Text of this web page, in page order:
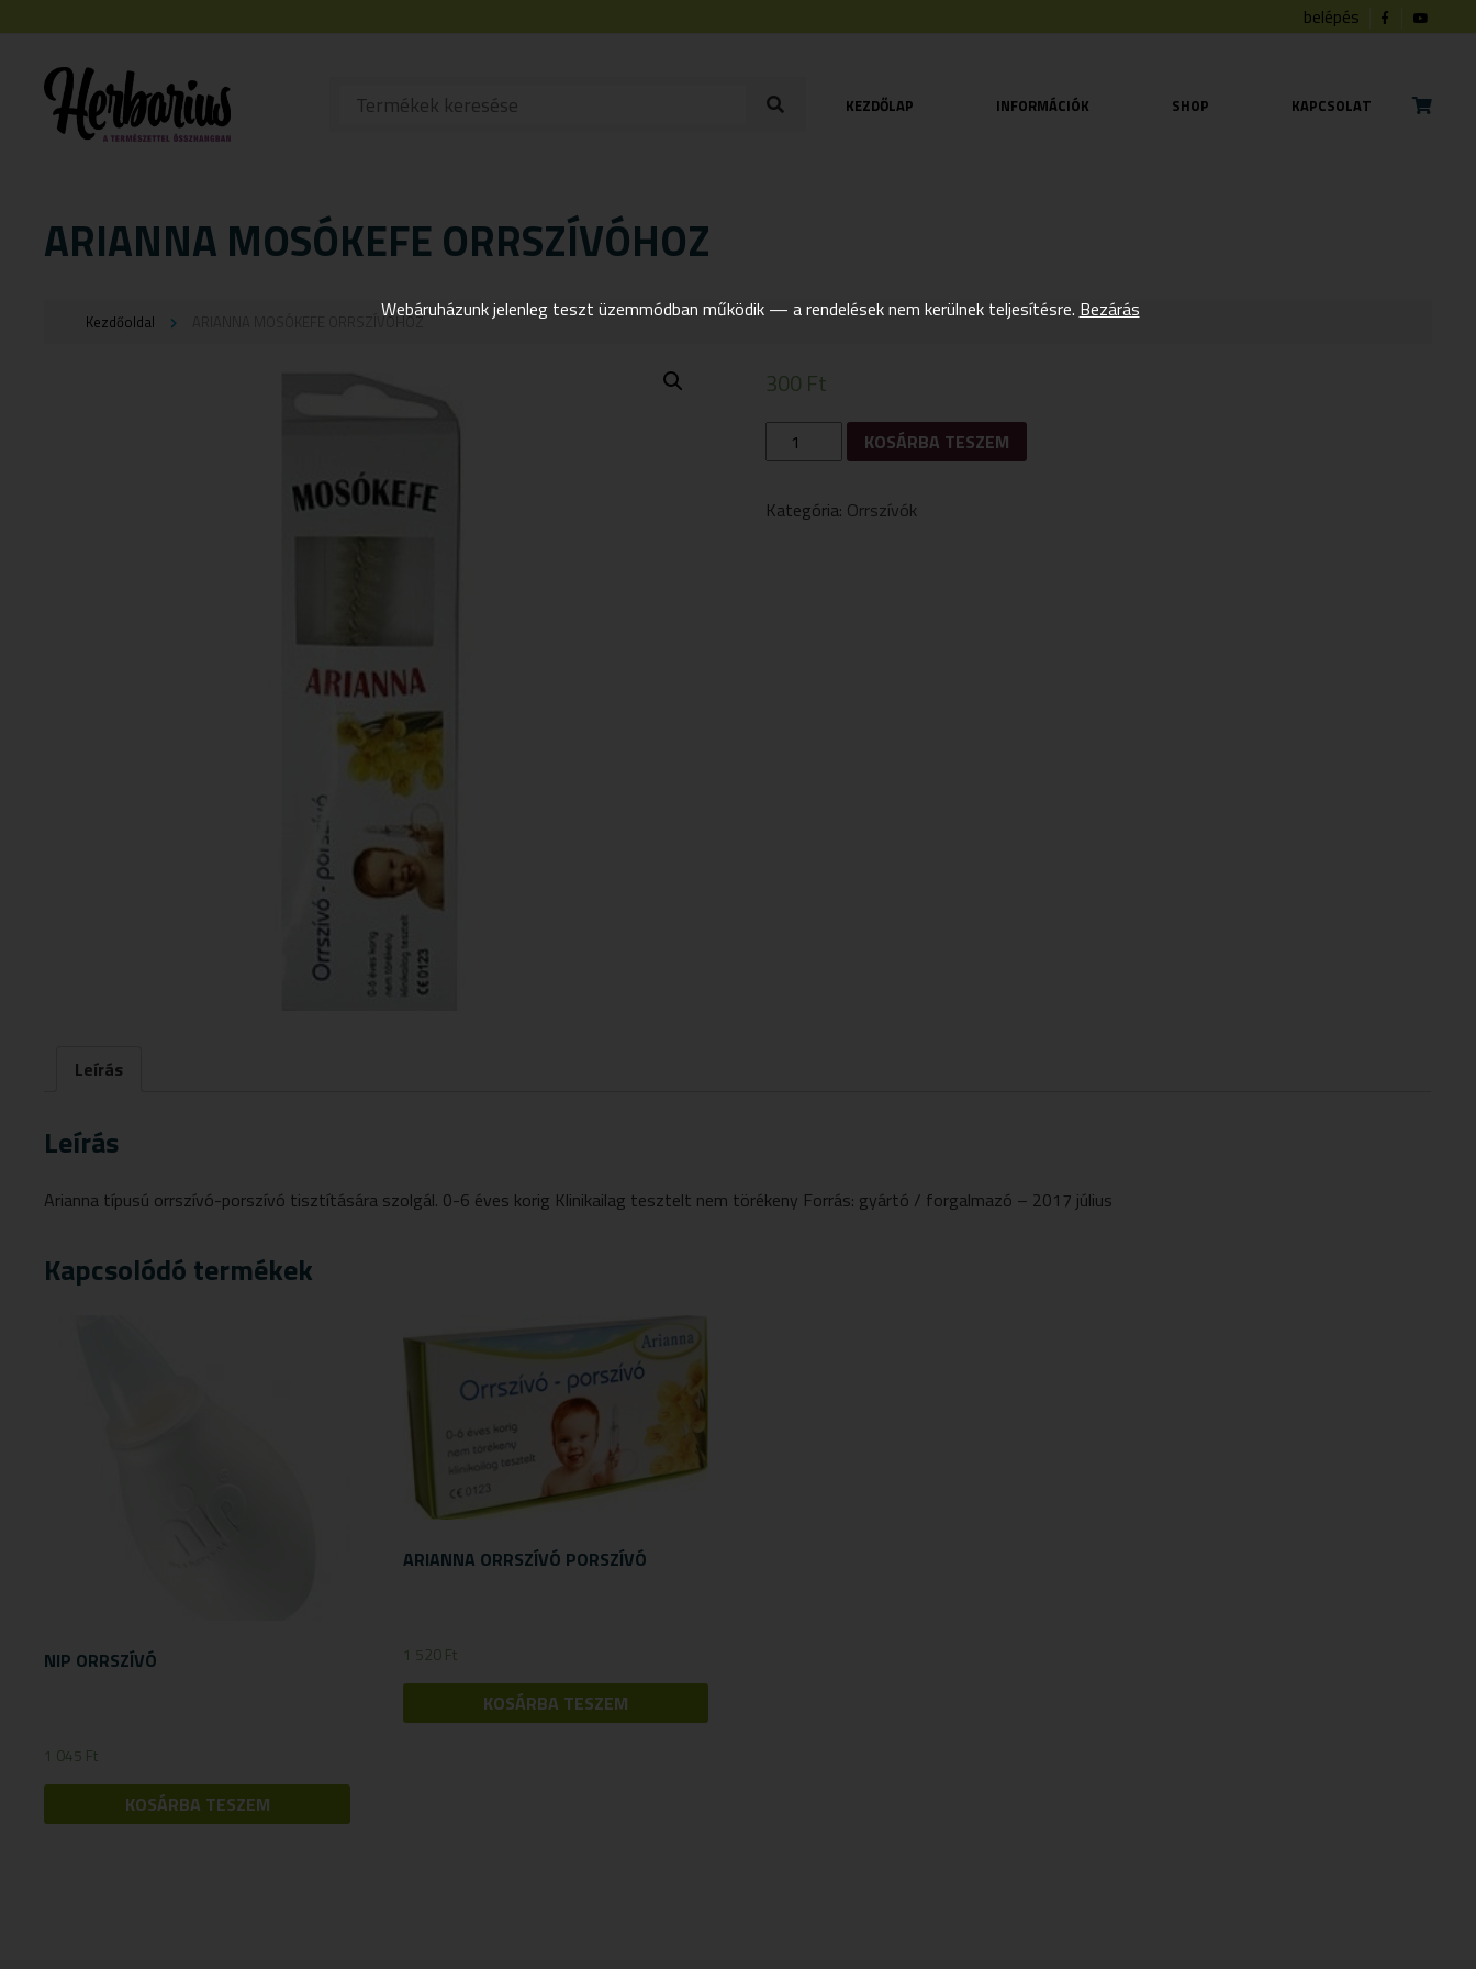
belépés
KEZDŐLAP INFORMÁCIÓK SHOP KAPCSOLAT
ARIANNA MOSÓKEFE ORRSZÍVÓHOZ
Kezdőoldal ARIANNA MOSÓKEFE ORRSZÍVÓHOZ
300 Ft
ARIANNA
MOSÓKEFE
KOSÁRBA TESZEM
Kategória: Orrszívók
Leírás
Leírás
Arianna típusú orrszívó-porszívó tisztítására szolgál. 0-6 éves korig Klinikailag tesztelt nem törékeny Forrás: gyártó / forgalmazó – 2017 július
Kapcsolódó termékek
NIP ORRSZÍVÓ
1 045 Ft
KOSÁRBA TESZEM
ARIANNA ORRSZÍVÓ PORSZÍVÓ
1 520Ft
KOSÁRBA TESZEM
Webáruházunk jelenleg teszt üzemmódban működik — a rendelések nem kerülnek teljesítésre. Bezárás